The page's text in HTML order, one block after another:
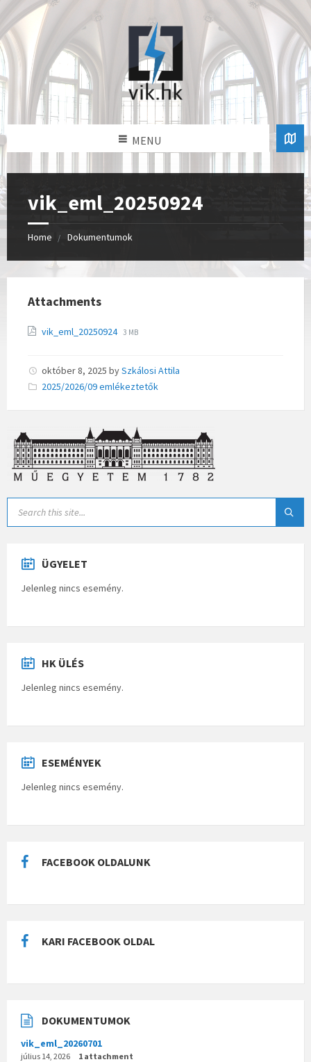
MENU
vik_eml_20250924
Home Dokumentumok
Attachments
vik_eml_20250924 3 MB
október 8, 2025 bySzkálosi Attila
Categories:
2025/2026/09 emlékeztetők
ÜGYELET
Jelenleg nincs esemény.
HK ÜLÉS
Jelenleg nincs esemény.
ESEMÉNYEK
Jelenleg nincs esemény.
FACEBOOK OLDALUNK
KARI FACEBOOK OLDAL
DOKUMENTUMOK
vik_eml_20260701
július 14, 2026 1 attachment